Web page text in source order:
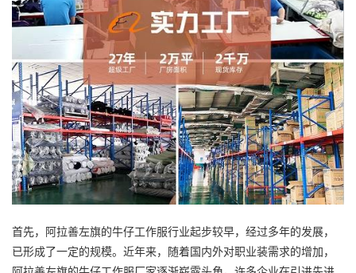
首先，阿拉善左旗的牛仔工作服行业起步较早，经过多年的发展，
已形成了一定的规模。近年来，随着国内外对职业装需求的增加，